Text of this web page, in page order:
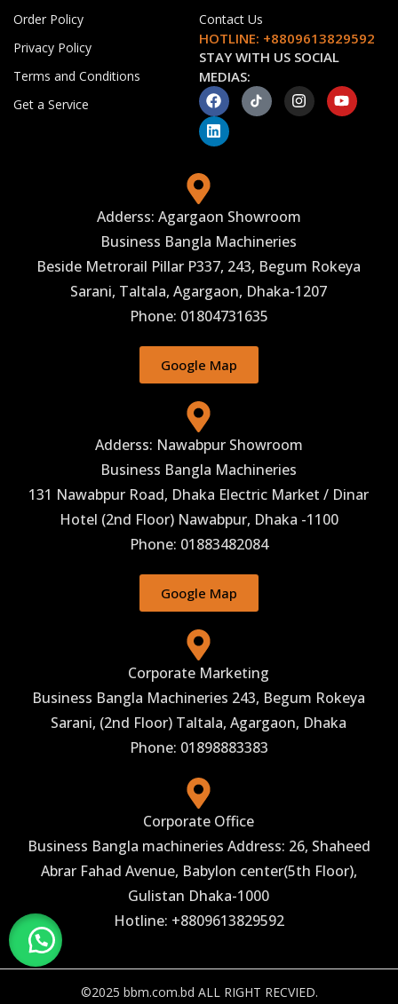
Order Policy
Privacy Policy
Terms and Conditions
Get a Service
Contact Us
HOTLINE: +8809613829592
STAY WITH US SOCIAL
MEDIAS:
Adderss: Agargaon Showroom
Business Bangla Machineries
Beside Metrorail Pillar P337, 243, Begum Rokeya
Sarani, Taltala, Agargaon, Dhaka-1207
Phone: 01804731635
Google Map
Adderss: Nawabpur Showroom
Business Bangla Machineries
131 Nawabpur Road, Dhaka Electric Market / Dinar
Hotel (2nd Floor) Nawabpur, Dhaka -1100
Phone: 01883482084
Google Map
Phone: 01898883383
Corporate Marketing
Business Bangla Machineries 243, Begum Rokeya
Sarani, (2nd Floor) Taltala, Agargaon, Dhaka
Corporate Office
Business Bangla machineries Address: 26, Shaheed
Abrar Fahad Avenue, Babylon center(5th Floor),
Gulistan Dhaka-1000
Hotline: +8809613829592
©2025 bbm.com.bd ALL RIGHT RECVIED.